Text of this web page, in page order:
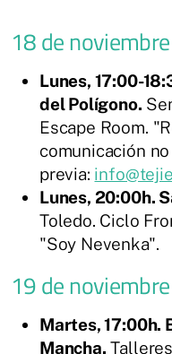
18 de noviembre
Lunes, 17:00-
del Polígono.
Escape Room.
comunicación
previa:
Lunes, 20:00h.
Toledo. Ciclo
"Soy Nevenka".
19 de noviembre
Martes, 17:00h.
Mancha.